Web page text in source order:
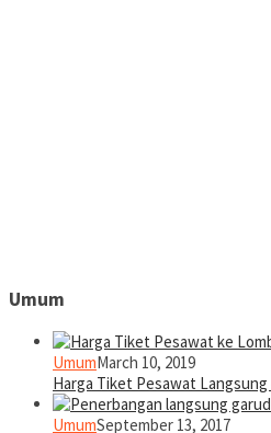
Umum
UmumMarch 10, 2019
Harga Tiket Pesawat
UmumSeptember 13, 2017